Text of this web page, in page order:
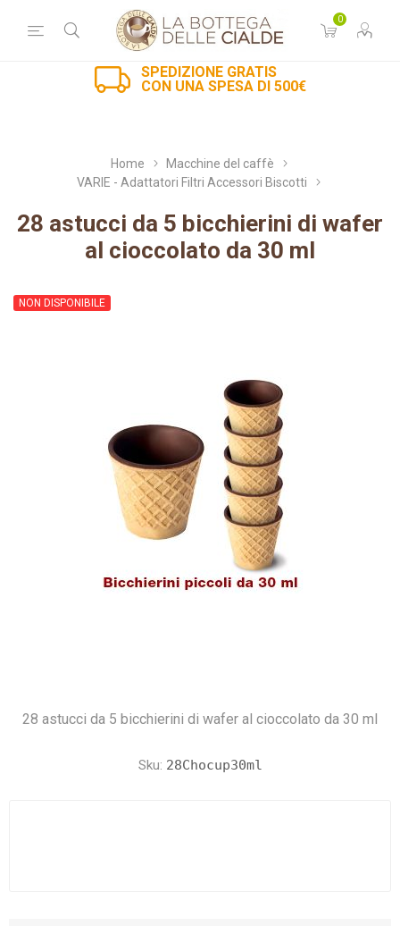
0
SPEDIZIONE GRATIS
CON UNA SPESA DI 500€
Home
Macchine del caffè
VARIE - Adattatori Filtri Accessori Biscotti
28 astucci da 5 bicchierini di wafer
al cioccolato da 30 ml
NON DISPONIBILE
28 astucci da 5 bicchierini di wafer al cioccolato da 30 ml
Sku: 28Chocup30ml